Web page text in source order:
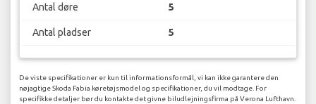
Antal døre 5
Antal pladser 5
De viste specifikationer er kun til informationsformål, vi kan ikke garantere den
nøjagtige Skoda Fabia køretøjsmodel og specifikationer, du vil modtage. For
specifikke detaljer bør du kontakte det givne biludlejningsfirma på Verona Lufthavn.